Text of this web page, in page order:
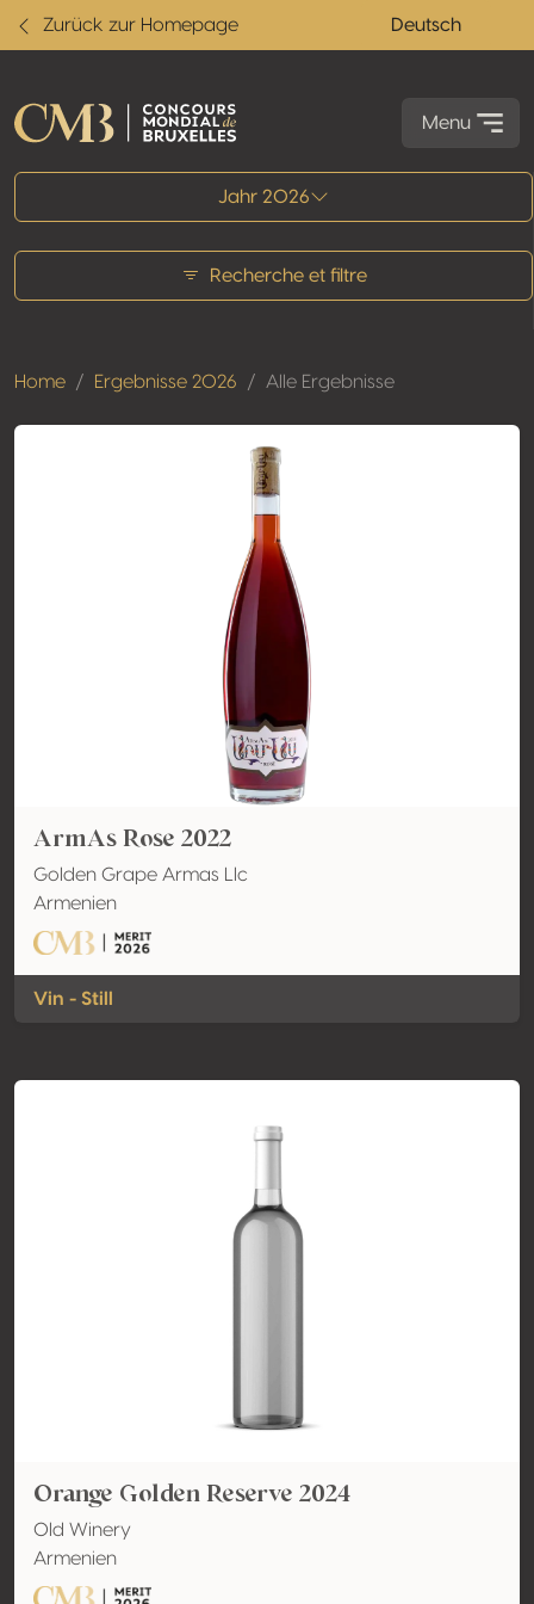
Zurück zur Homepage Deutsch
Menu
Jahr 2026
Recherche et filtre
Home Ergebnisse 2026 Alle Ergebnisse
ArmAs Rose 2022
Golden Grape Armas Llc
Armenien
Vin - Still
Orange Golden Reserve 2024
Old Winery
Armenien